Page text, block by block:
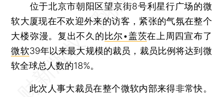
位于北京市朝阳区望京街8号利星行广场的微
软大厦现在不欢迎外来的访客，紧张的气氛在整个
大楼弥漫。复出不久的 比尔•盖茨在上周四宣布了
微软39年以来最大规模的裁员，裁员比例将达到微
软全球总人数的18%。
此次人事大裁员在整个微软内部来得非常快。